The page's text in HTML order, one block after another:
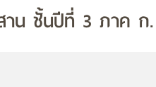
น ชั้นปีที่ 3 ภาค